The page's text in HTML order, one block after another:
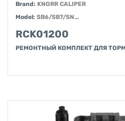
Brand: KNORR CALIPER
Model: SB6/SB7/SN...
RCK01200
РЕМОНТНЫЙ КОМПЛЕКТ ДЛЯ